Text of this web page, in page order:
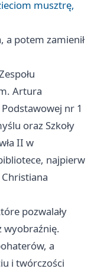
musztrę,
a potem zamienił
Artura
nr 1
oraz Szkoły
II w
najpierw
pozwalały
wyobraźnię.
a
i twórczości